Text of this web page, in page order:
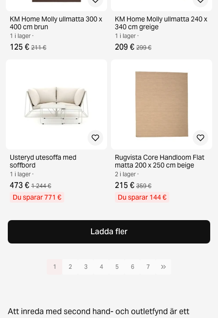
KM Home Molly ullmatta 300 x
400 cm brun
1 i lager ·
125 € 211 €
KM Home Molly ullmatta 240 x
340 cm greige
1 i lager ·
209 € 299 €
Usteryd utesoffa med
soffbord
1 i lager ·
473 € 1 244 €
Du sparar 771 €
Rugvista Core Handloom Flat
matta 200 x 250 cm beige
2 i lager ·
215 € 359 €
Du sparar 144 €
Ladda fler
1 2 3 4 5 6 7
Att inreda med second hand- och outletfynd är ett